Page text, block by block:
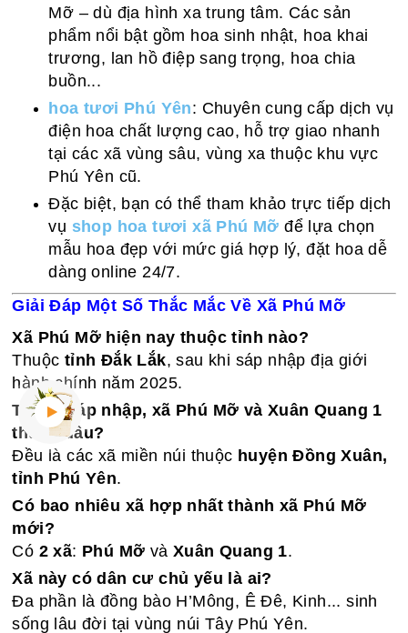
Mỡ – dù địa hình xa trung tâm. Các sản
phẩm nổi bật gồm hoa sinh nhật, hoa khai
trương, lan hồ điệp sang trọng, hoa chia
buồn...
hoa tươi Phú Yên: Chuyên cung cấp dịch vụ
điện hoa chất lượng cao, hỗ trợ giao nhanh
tại các xã vùng sâu, vùng xa thuộc khu vực
Phú Yên cũ.
Đặc biệt, bạn có thể tham khảo trực tiếp dịch
vụ shop hoa tươi xã Phú Mỡ để lựa chọn
mẫu hoa đẹp với mức giá hợp lý, đặt hoa dễ
dàng online 24/7.
Giải Đáp Một Số Thắc Mắc Về Xã Phú Mỡ
Xã Phú Mỡ hiện nay thuộc tỉnh nào?
Thuộc tỉnh Đắk Lắk, sau khi sáp nhập địa giới
hành chính năm 2025.
Trước sáp nhập, xã Phú Mỡ và Xuân Quang 1
thuộc đâu?
Đều là các xã miền núi thuộc huyện Đồng Xuân,
tỉnh Phú Yên.
Có bao nhiêu xã hợp nhất thành xã Phú Mỡ
mới?
Có 2 xã: Phú Mỡ vàXuân Quang 1.
Xã này có dân cư chủ yếu là ai?
Đa phần là đồng bào H’Mông, Ê Đê, Kinh... sinh
sống lâu đời tại vùng núi Tây Phú Yên.